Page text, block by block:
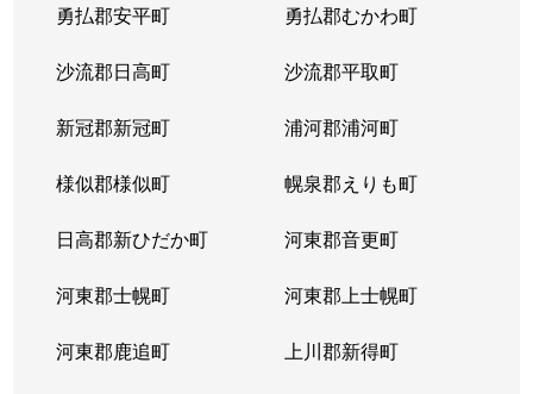
勇払郡安平町 勇払郡むかわ町
沙流郡日高町 沙流郡平取町
新冠郡新冠町 浦河郡浦河町
様似郡様似町 幌泉郡えりも町
日高郡新ひだか町 河東郡音更町
河東郡士幌町 河東郡上士幌町
河東郡鹿追町 上川郡新得町